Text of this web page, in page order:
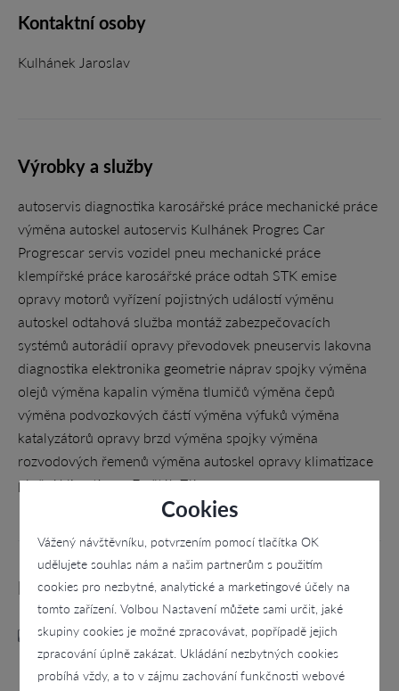
Cookies
Vážený návštěvníku, potvrzením pomocí tlačítka OK
udělujete souhlas nám a našim partnerům s použitím
cookies pro nezbytné, analytické a marketingové účely na
tomto zařízení. Volbou Nastavení můžete sami určit, jaké
skupiny cookies je možné zpracovávat, popřípadě jejich
zpracování úplně zakázat. Ukládání nezbytných cookies
probíhá vždy, a to v zájmu zachování funkčnosti webové
Kontaktní osoby
Kulhánek Jaroslav
Výrobky a služby
autoservis diagnostika karosářské práce mechanické práce
výměna autoskel autoservis Kulhánek Progres Car
Progrescar servis vozidel pneu mechanické práce
klempířské práce karosářské práce odtah STK emise
opravy motorů vyřízení pojistných událostí výměnu
autoskel odtahová služba montáž zabezpečovacích
systémů autorádií opravy převodovek pneuservis lakovna
diagnostika elektronika geometrie náprav spojky výměna
olejů výměna kapalin výměna tlumičů výměna čepů
výměna podvozkových částí výměna výfuků výměna
katalyzátorů opravy brzd výměna spojky výměna
rozvodových řemenů výměna autoskel opravy klimatizace
plnění klimatizace Fryšták Zlín
Kategorie
Auto - moto